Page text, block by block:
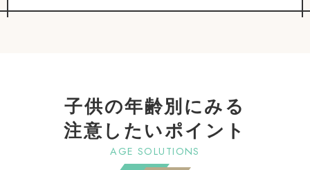
子供の年齢別にみる
注意したいポイント
AGE SOLUTIONS